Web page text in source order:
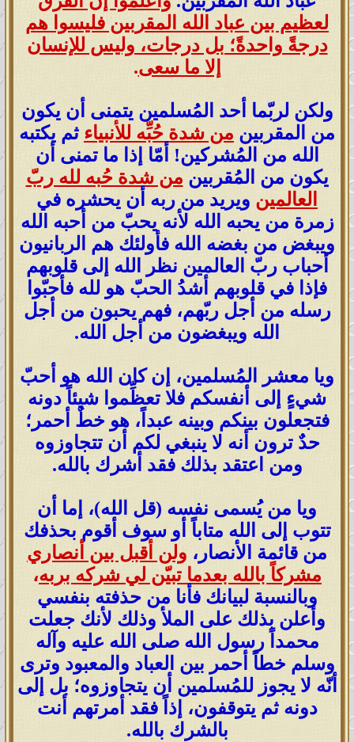
لعظيم بين عباد الله المقربين فليسوا هم
درجةً واحدةً؛ بل درجات، وليس للإنسان
إلا ما سعى.
ولكن لربّما أحد المُسلمين يتمنى أن يكون
من المقربين من شدة حُبِّه للأنبياء ثم يكتبه
الله من المُشركين! أمّا إذا ما تمنى أن
يكون من المُقربين من شدة حُبه لله ربّ
العالمين ويريد من ربه أن يحشره في
زمرة من يحبه الله لأنه يحبّ من أحبه الله
ويبغض من بغضه الله فأولئك هم الربانيون
أحباب ربّ العالمين نظر الله إلى قلوبهم
فإذا في قلوبهم أشدُ الحبّ هو لله فأحبّوا
رسله من أجل ربّهم، فهم يحبون من أجل
الله ويبغضون من أجل الله.
ويا معشر المُسلمين، إن كان الله هو أحبّ
شيءٍ إلى أنفسكم فلا تعظِّموا شيئاً دونه
فتجعلون بينكم وبينه عبداً، هو خطٌ أحمر؛
حدٌ ترون أنه لا ينبغي لكم أن تتجاوزوه
ومن اعتقد بذلك فقد أشرك بالله.
ويا من يُسمى نفسه (قل الله)، إما أن
تتوب إلى الله متاباً أو سوف أقوم بحذفك
من قائمة الأنصار، ولن أقبل بين أنصاري
مشركاً بالله بعدما تبيّن لي شركه بربه،
وبالنسبة لبيانك فأنا من حذفته بنفسي
وأعلن بذلك على الملأ وذلك لأنك جعلت
محمداً رسول الله صلى الله عليه وآله
وسلم خطاً أحمر بين العباد والمعبود وترى
أنّه لا يجوز للمُسلمين أن يتجاوزوه؛ بل إلى
دونه ثم يتوقفون، إذاً فقد أمرتهم أنت
بالشرك بالله.